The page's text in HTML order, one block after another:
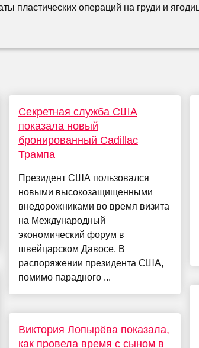
Секретная служба США
показала новый
бронированный Cadillac
Трампа
Президент США пользовался
новыми высокозащищенными
внедорожниками во время визита
на Международный
экономический форум в
швейцарском Давосе. В
распоряжении президента США,
помимо парадного ...
Виктория Лопырёва показала,
как провела время с сыном в